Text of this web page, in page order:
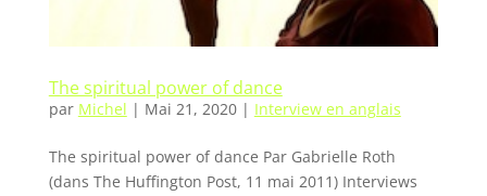
The spiritual power of dance
par Michel | Mai 21, 2020| Interview en anglais
The spiritual power of dance Par Gabrielle Roth
(dans The Huffington Post, 11 mai 2011) Interviews